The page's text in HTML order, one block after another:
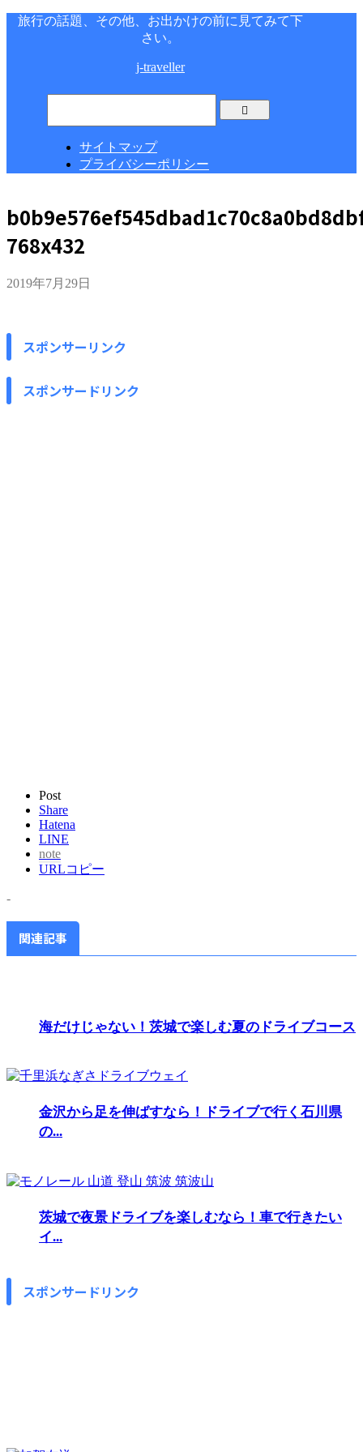
旅行の話題、その他、お出かけの前に見てみて下
さい。
j-traveller
サイトマップ
プライバシーポリシー
768x432
2019年7月29日
スポンサーリンク
スポンサードリンク
Post
Share
Hatena
LINE
note
URLコピー
-
関連記事
海だけじゃない！茨城で楽しむ夏のドライブコース
金沢から足を伸ばすなら！ドライブで行く石川県
の...
茨城で夜景ドライブを楽しむなら！車で行きたい
イ...
スポンサードリンク